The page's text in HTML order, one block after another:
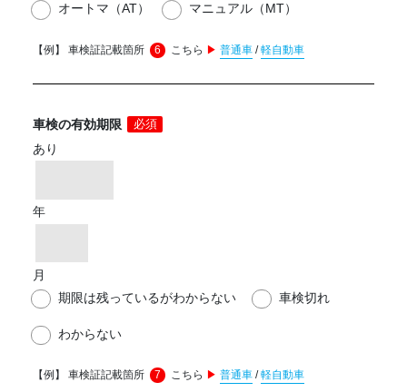
オートマ（AT）
マニュアル（MT）
【例】 車検証記載箇所 6 こちら ▶ 普通車 /軽自動車
車検の有効期限 必須
あり
年
月
期限は残っているがわからない
車検切れ
わからない
【例】 車検証記載箇所 7 こちら ▶ 普通車 /軽自動車